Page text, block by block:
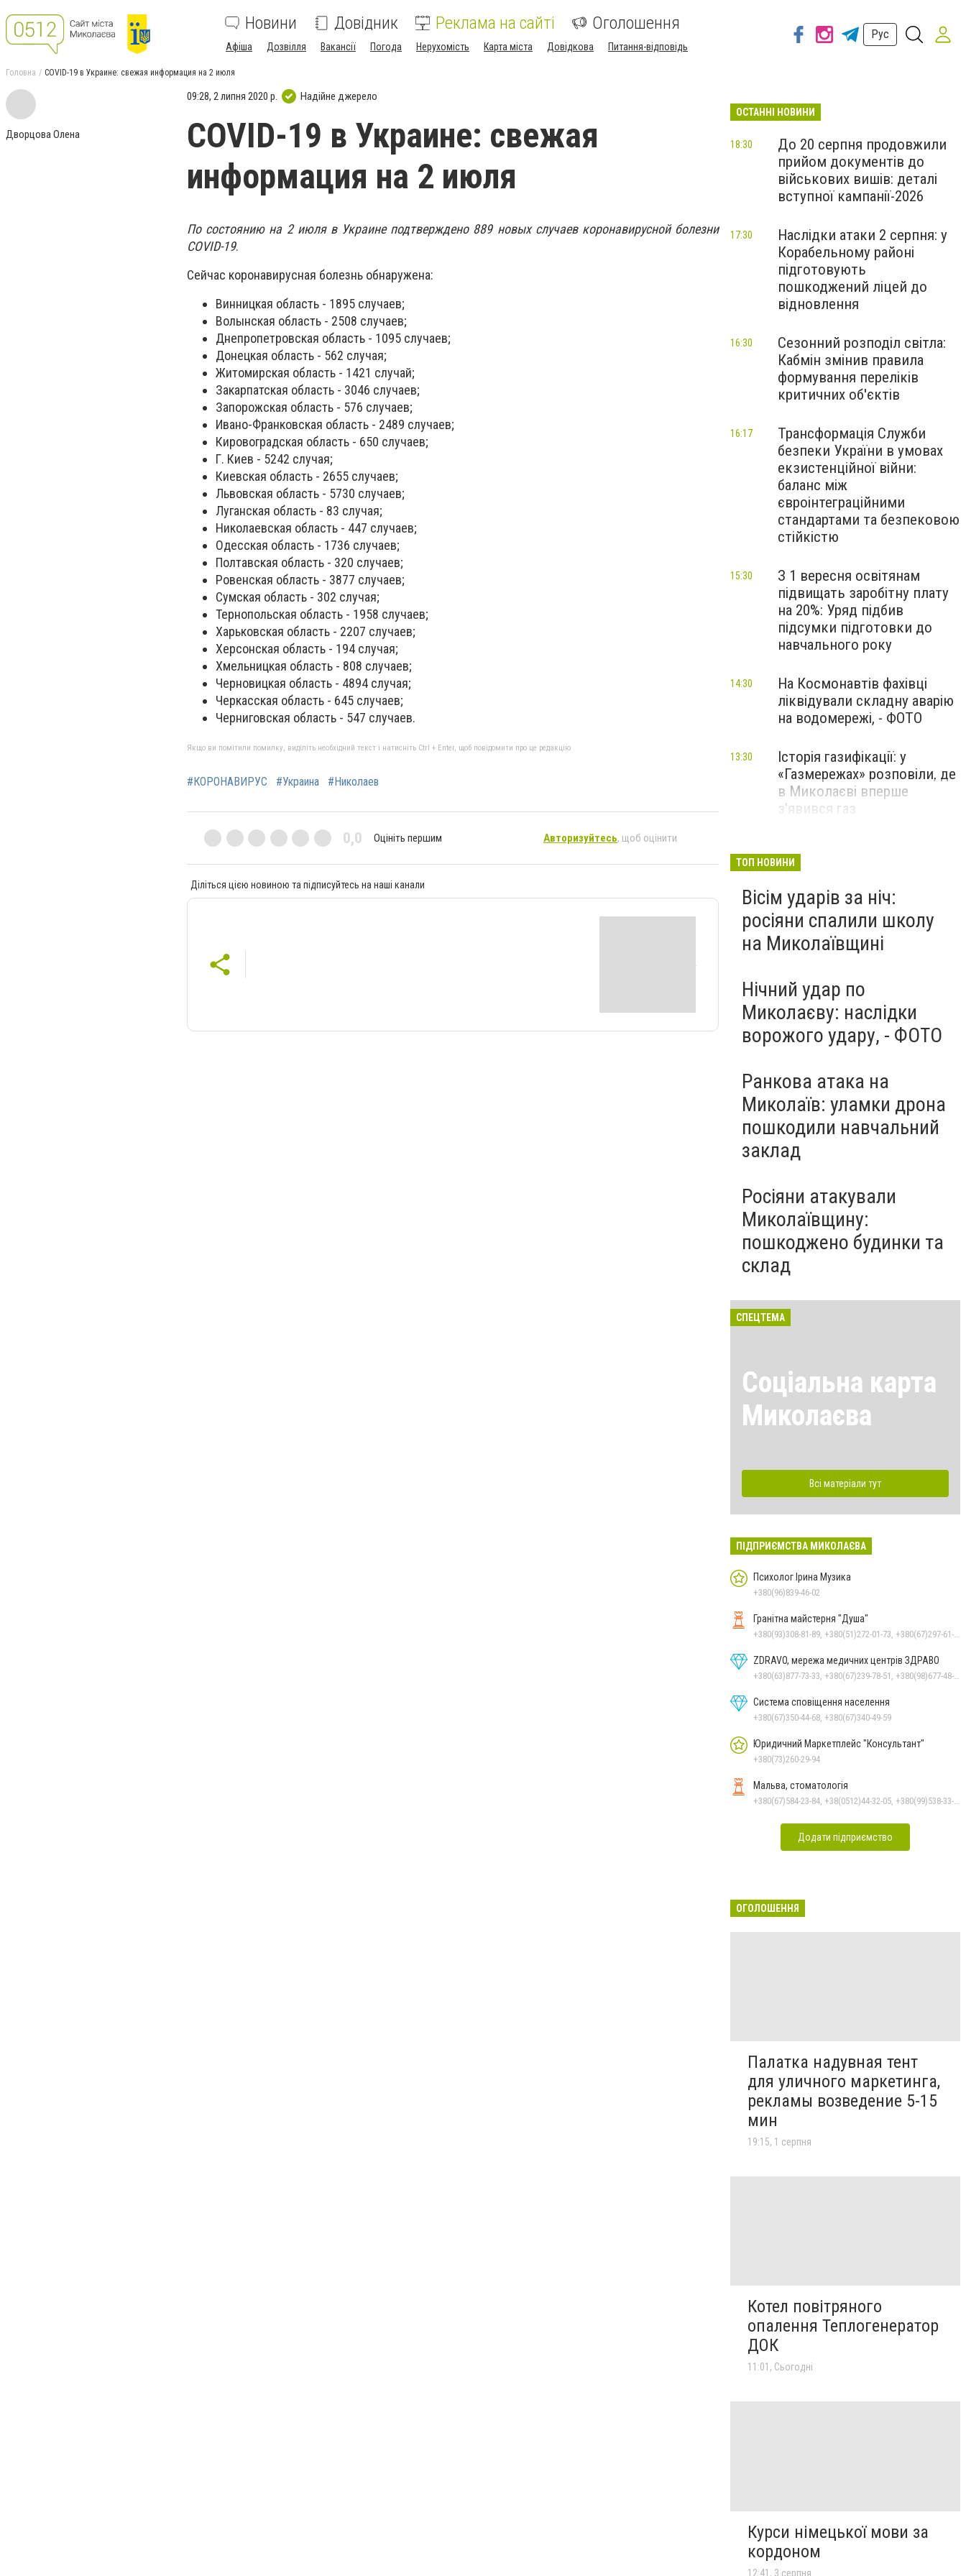
Новини Довідник Реклама на сайті Оголошення
Афіша Дозвілля Вакансії Погода Нерухомість Карта міста Довідкова Питання-відповідь
Рус
Головна COVID-19 в Украине: свежая информация на 2 июля
Дворцова Олена
09:28, 2 липня 2020 р. Надійне джерело
COVID-19 в Украине: свежая
информация на 2 июля
По состоянию на 2 июля в Украине подтверждено 889 новых случаев коронавирусной болезни
COVID-19.
Сейчас коронавирусная болезнь обнаружена:
Винницкая область - 1895 случаев;
Волынская область - 2508 случаев;
Днепропетровская область - 1095 случаев;
Донецкая область - 562 случая;
Житомирская область - 1421 случай;
Закарпатская область - 3046 случаев;
Запорожская область - 576 случаев;
Ивано-Франковская область - 2489 случаев;
Кировоградская область - 650 случаев;
Г. Киев - 5242 случая;
Киевская область - 2655 случаев;
Львовская область - 5730 случаев;
Луганская область - 83 случая;
Николаевская область - 447 случаев;
Одесская область - 1736 случаев;
Полтавская область - 320 случаев;
Ровенская область - 3877 случаев;
Сумская область - 302 случая;
Тернопольская область - 1958 случаев;
Харьковская область - 2207 случаев;
Херсонская область - 194 случая;
Хмельницкая область - 808 случаев;
Черновицкая область - 4894 случая;
Черкасская область - 645 случаев;
Черниговская область - 547 случаев.
Якщо ви помітили помилку, виділіть необхідний текст і натисніть Ctrl + Enter, щоб повідомити про це редакцію
#КОРОНАВИРУС #Украина #Николаев
0,0 Оцініть першим Авторизуйтесь, щоб оцінити
Діліться цією новиною та підписуйтесь на наші канали
ОСТАННІ НОВИНИ
До 20 серпня продовжили
прийом документів до
військових вишів: деталі
вступної кампанії-2026
18:30
Наслідки атаки 2 серпня: у
Корабельному районі
підготовують
пошкоджений ліцей до
відновлення
17:30
Сезонний розподіл світла:
Кабмін змінив правила
формування переліків
критичних об'єктів
16:30
Трансформація Служби
безпеки України в умовах
екзистенційної війни:
баланс між
євроінтеграційними
стандартами та безпековою
стійкістю
16:17
З 1 вересня освітянам
підвищать заробітну плату
на 20%: Уряд підбив
підсумки підготовки до
навчального року
15:30
На Космонавтів фахівці
ліквідували складну аварію
на водомережі, - ФОТО
14:30
Історія газифікації: у
«Газмережах» розповіли, де
в Миколаєві вперше
з'явився газ
13:30
Миколаєві 2026: шукаємо
перезавантаження
ПАРТНЕРСЬКИЙ СПЕЦПРОЄКТ
ТОП НОВИНИ
Вісім ударів за ніч:
росіяни спалили школу
на Миколаївщині
Нічний удар по
Миколаєву: наслідки
ворожого удару, - ФОТО
Ранкова атака на
Миколаїв: уламки дрона
пошкодили навчальний
заклад
Росіяни атакували
Миколаївщину:
пошкоджено будинки та
склад
СПЕЦТЕМА
Соціальна карта
Миколаєва
Всі матеріали тут
ПІДПРИЄМСТВА МИКОЛАЄВА
Психолог Ірина Музика
+380(96)839-46-02
Гранітна майстерня "Душа"
ZDRAVO, мережа медичних центрів ЗДРАВО
Система сповіщення населення
+380(67)350-44-68, +380(67)340-49-59
Юридичний Маркетплейс "Консультант"
+380(73)260-29-94
Мальва, стоматологія
Додати підприємство
ОГОЛОШЕННЯ
Палатка надувная тент
для уличного маркетинга,
рекламы возведение 5-15
мин
19:15, 1 серпня
Котел повітряного
опалення Теплогенератор
ДОК
11:01, Сьогодні
Курси німецької мови за
кордоном
12:41, 3 серпня